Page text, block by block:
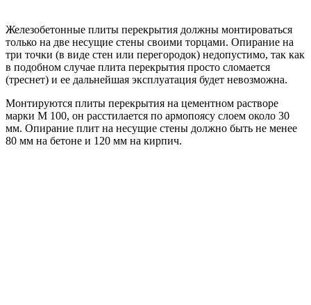
Железобетонные плиты перекрытия должны монтироваться
только на две несущие стены своими торцами. Опирание на
три точки (в виде стен или перегородок) недопустимо, так как
в подобном случае плита перекрытия просто сломается
(треснет) и ее дальнейшая эксплуатация будет невозможна.
Монтируются плиты перекрытия на цементном растворе
марки М 100, он расстилается по армопоясу слоем около 30
мм. Опирание плит на несущие стены должно быть не менее
80 мм на бетоне и 120 мм на кирпич.